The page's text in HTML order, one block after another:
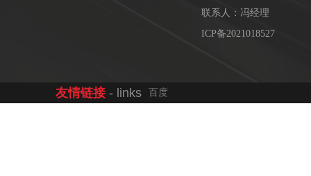
联系人：冯经理
ICP备2021018527
友情链接 - links 百度